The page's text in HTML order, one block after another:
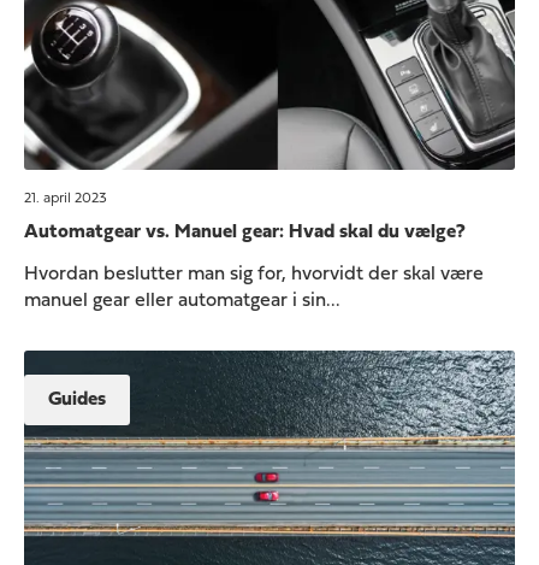
21. april 2023
Automatgear vs. Manuel gear: Hvad skal du vælge?
Hvordan beslutter man sig for, hvorvidt der skal være
manuel gear eller automatgear i sin...
Guides